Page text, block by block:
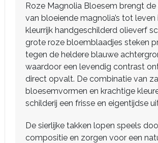
Roze Magnolia Bloesem brengt
van bloeiende magnolia’s tot leven
kleurrijk handgeschilderd olieverf
grote roze bloemblaadjes steken
tegen de heldere blauwe
waardoor een levendig contrast
direct opvalt. De combinatie van
bloesemvormen en krachtige
schilderij een frisse en eigentijdse
De sierlijke takken lopen speels
compositie en zorgen voor een